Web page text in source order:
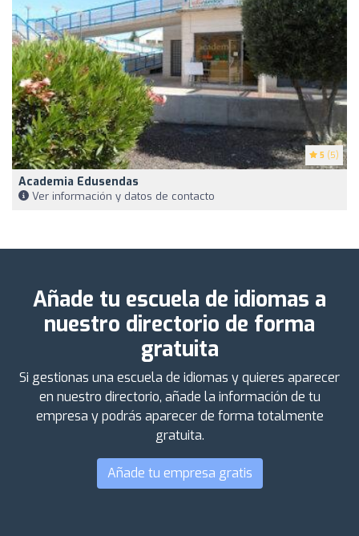
5 (5)
Academia Edusendas
Ver información y datos de contacto
Añade tu escuela de idiomas a
nuestro directorio de forma
gratuita
Si gestionas una escuela de idiomas y quieres aparecer
en nuestro directorio, añade la información de tu
empresa y podrás aparecer de forma totalmente
gratuita.
Añade tu empresa gratis